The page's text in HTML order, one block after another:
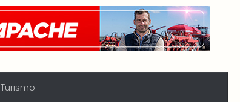
Turismo